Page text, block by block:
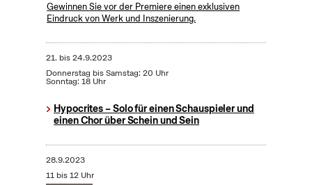
Gewinnen Sie vor der Premiere einen exklusiven
Eindruck von Werk und Inszenierung.
21. bis24.9.2023
Donnerstag bis Samstag: 20 Uhr
Sonntag: 18 Uhr
Hypocrites – Solo für einen Schauspieler und
einen Chor über Schein und Sein
28.9.2023
11 bis 12 Uhr